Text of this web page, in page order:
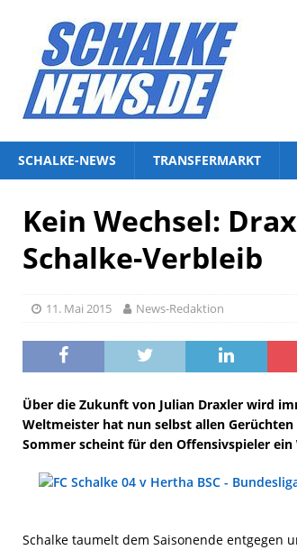
SCHALKE-NEWS TRANSFERMARKT
Kein Wechsel:
Schalke-Verbleib
11. Mai 2015 News-Redaktion
Über die Zukunft von Julian Draxler wird
Weltmeister hat nun selbst allen
Sommer scheint für den Offensivspieler
Schalke taumelt dem Saisonende entgegen